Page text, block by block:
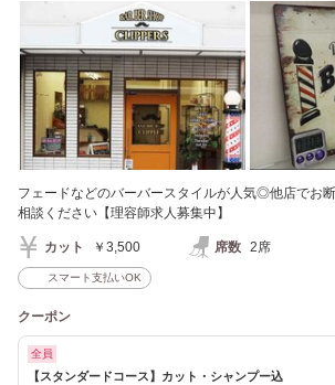
フェードなどのバーバースタイルが人気◎他店でお
相談ください【理容師求人募集中】
カット ￥3,500 席数 2席
スマート支払いOK
クーポン
全員
【スタンダードコース】カット・シャンプー込